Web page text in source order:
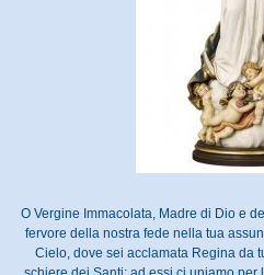
O Vergine Immacolata, Madre di Dio e
fervore della nostra fede nella tua
Cielo, dove sei acclamata Regina da